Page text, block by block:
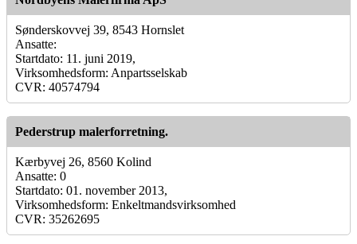
Sønderskovvej 39, 8543 Hornslet
Ansatte:
Startdato: 11. juni 2019,
Virksomhedsform: Anpartsselskab
CVR: 40574794
Pederstrup malerforretning.
Kærbyvej 26, 8560 Kolind
Ansatte: 0
Startdato: 01. november 2013,
Virksomhedsform: Enkeltmandsvirksomhed
CVR: 35262695